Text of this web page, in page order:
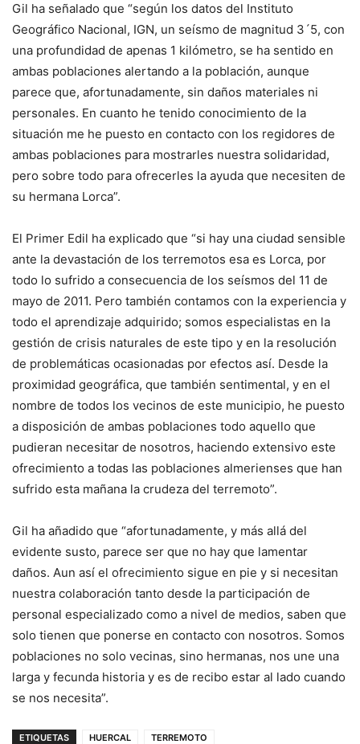
Gil ha señalado que “según los datos del Instituto
Geográfico Nacional, IGN, un seísmo de magnitud 3´5, con
una profundidad de apenas 1 kilómetro, se ha sentido en
ambas poblaciones alertando a la población, aunque
parece que, afortunadamente, sin daños materiales ni
personales. En cuanto he tenido conocimiento de la
situación me he puesto en contacto con los regidores de
ambas poblaciones para mostrarles nuestra solidaridad,
pero sobre todo para ofrecerles la ayuda que necesiten de
su hermana Lorca”.
El Primer Edil ha explicado que “si hay una ciudad sensible
ante la devastación de los terremotos esa es Lorca, por
todo lo sufrido a consecuencia de los seísmos del 11 de
mayo de 2011. Pero también contamos con la experiencia y
todo el aprendizaje adquirido; somos especialistas en la
gestión de crisis naturales de este tipo y en la resolución
de problemáticas ocasionadas por efectos así. Desde la
proximidad geográfica, que también sentimental, y en el
nombre de todos los vecinos de este municipio, he puesto
a disposición de ambas poblaciones todo aquello que
pudieran necesitar de nosotros, haciendo extensivo este
ofrecimiento a todas las poblaciones almerienses que han
sufrido esta mañana la crudeza del terremoto”.
Gil ha añadido que “afortunadamente, y más allá del
evidente susto, parece ser que no hay que lamentar
daños. Aun así el ofrecimiento sigue en pie y si necesitan
nuestra colaboración tanto desde la participación de
personal especializado como a nivel de medios, saben que
solo tienen que ponerse en contacto con nosotros. Somos
poblaciones no solo vecinas, sino hermanas, nos une una
larga y fecunda historia y es de recibo estar al lado cuando
se nos necesita”.
ETIQUETAS HUERCAL TERREMOTO